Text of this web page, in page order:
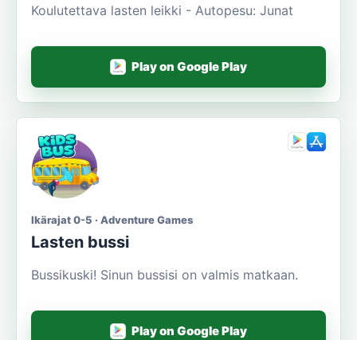
Koulutettava lasten leikki - Autopesu: Junat
Play on Google Play
Ikärajat 0-5 · Adventure Games
Lasten bussi
Bussikuski! Sinun bussisi on valmis matkaan.
Play on Google Play